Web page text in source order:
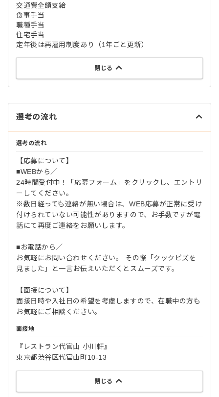
交通費全額支給
食事手当
職種手当
住宅手当
定年後は再雇用制度あり（1年ごと更新）
閉じる
選考の流れ
選考の流れ
【応募について】
■WEBから／
24時間受付中！「応募フォーム」をクリックし、エントリ
ーしてください。
※数日経っても連絡が無い場合は、WEB応募が正常に受け
付けられていない可能性がありますので、お手数ですが電
話にて再度ご連絡をお願いします。
■お電話から／
お気軽にお問い合わせください。 その際「クックビズを
見ました」と一言お伝えいただくとスムーズです。
【面接について】
面接日時や入社日の希望を考慮しますので、在職中の方も
お気軽にご相談ください。
面接地
『レストラン代官山 小川軒』
東京都渋谷区代官山町10-13
閉じる